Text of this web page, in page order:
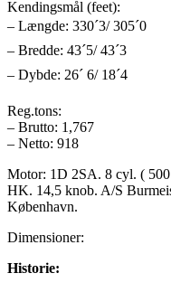
Kendingsmål (feet):
– Længde: 330´3/ 305´0
– Bredde: 43´5/ 43´3
– Dybde: 26´ 6/ 18´4
Reg.tons:
– Brutto: 1,767
– Netto: 918
Motor: 1D 2SA. 8 cyl. (
HK. 14,5 knob. A/S
København.
Dimensioner:
Historie: